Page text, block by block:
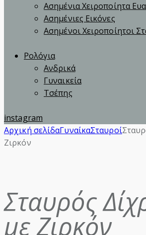
Ασημένια Χειροποίητα
Ασημένιες Εικόνες
Ασημένοι Χειροποίητοι
Ρολόγια
Ανδρικά
Γυναικεία
Τσέπης
instagram
Αρχική σελίδαΓυναίκαΣταυροί
Ζιρκόν
Σταυρός
με Ζιρκόν